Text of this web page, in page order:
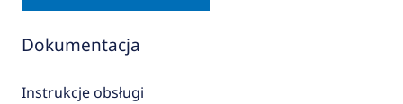
Dokumentacja
Instrukcje obsługi